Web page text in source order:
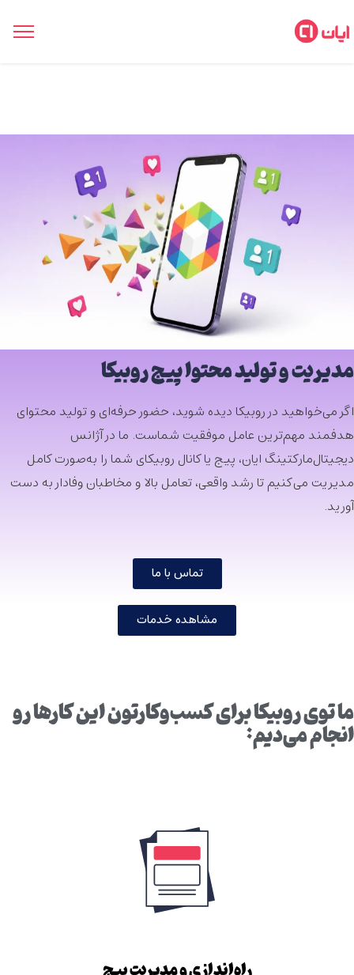
مدیریت و تولید محتوا پیج روبیکا
اگر می‌خواهید درروبیکا دیده شوید، حضور حرفه‌ای و تولید محتوای
هدفمند مهم‌ترین عامل موفقیت شماست. ما در آژانس
دیجیتال‌مارکتینگ ایان، پیج یا کانال روبیکای شما را به‌صورت کامل
مدیریت می‌کنیم تا رشد واقعی، تعامل بالا و مخاطبان وفادار به دست
آورید.
تماس با ما
مشاهده خدمات
ما توی روبیکا برای کسب‌وکارتون این کارها رو
انجام می‌دیم:
راه‌اندازی و مدیریت پیج